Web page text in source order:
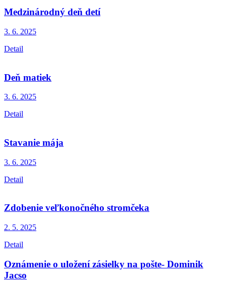
Medzinárodný deň detí
3. 6. 2025
Detail
Deň matiek
3. 6. 2025
Detail
Stavanie mája
3. 6. 2025
Detail
Zdobenie veľkonočného stromčeka
2. 5. 2025
Detail
Oznámenie o uložení zásielky na pošte- Dominik
Jacso